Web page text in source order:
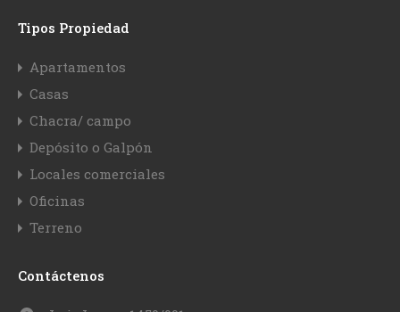
Tipos Propiedad
Apartamentos
Casas
Chacra/ campo
Depósito o Galpón
Locales comerciales
Oficinas
Terreno
Contáctenos